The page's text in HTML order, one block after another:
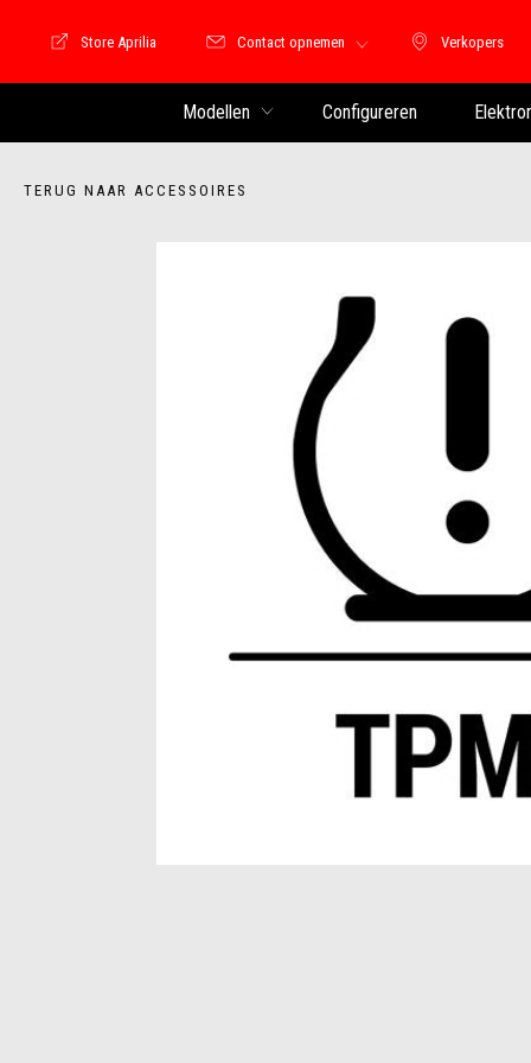
Verkopers
Verkopers
Store Motoguzzi
Store Aprilia Contact opnemen
Modellen Configureren
TERUG NAAR ACCESSOIRES